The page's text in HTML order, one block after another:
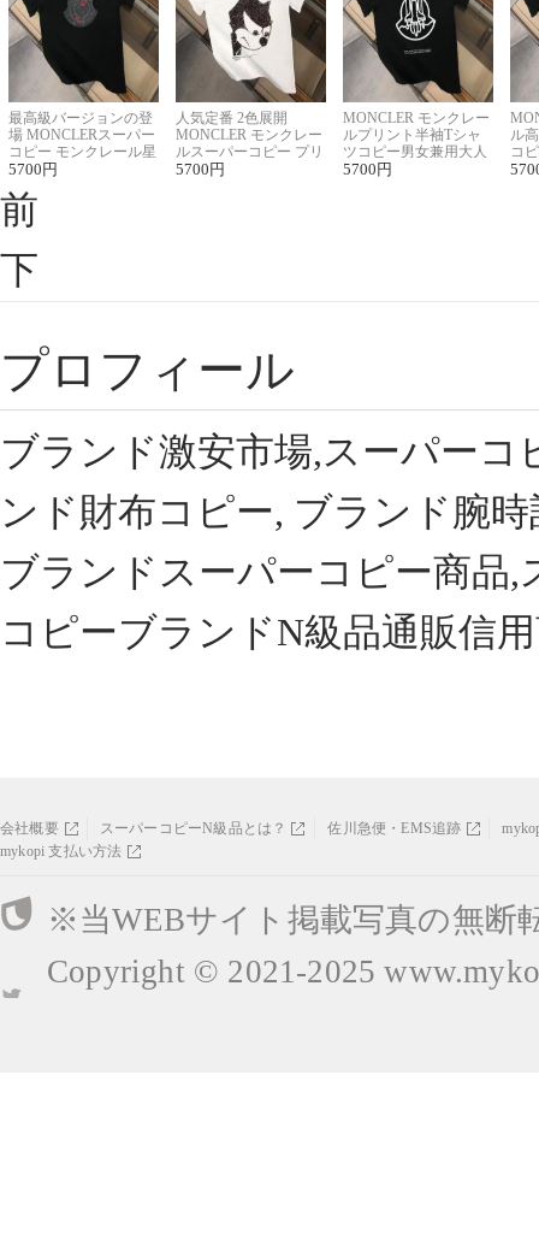
最高級バージョンの登
場 MONCLERスーパー
コピー モンクレール星
座半袖Tシャツ
5700 円
人気定番 2色展開
MONCLER モンクレー
ルスーパーコピー プリ
ント半袖Tシャツ
5700 円
MONCLER モンクレー
ルプリント半袖Tシャ
ツコピー男女兼用大人
可愛い春夏コーデ
5700 円
ル
コ
ィ
前
下
プロフィール
ブランド激安市場,スーパー
ンド財布コピー, ブランド腕
ブランドスーパーコピー商品
コピーブランドN級品通販信
会社概要 スーパーコピーN級品とは？ 佐川急便・EMS追跡
mykopi 支払い方法
※当WEBサイト掲載写真の無断
Copyright © 2021-2025